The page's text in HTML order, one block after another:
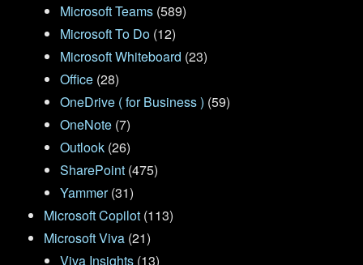
Microsoft Teams (589)
Microsoft To Do (12)
Microsoft Whiteboard (23)
Office (28)
OneDrive ( for Business ) (59)
OneNote (7)
Outlook (26)
SharePoint (475)
Yammer(31)
Microsoft Copilot (113)
Microsoft Viva (21)
Viva Insights (13)